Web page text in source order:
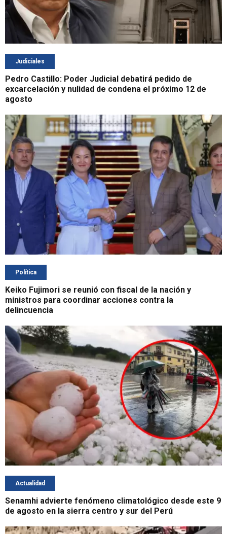
Judiciales
Pedro Castillo: Poder Judicial debatirá pedido de
excarcelación y nulidad de condena el próximo 12 de
agosto
Política
Keiko Fujimori se reunió con fiscal de la nación y
ministros para coordinar acciones contra la
delincuencia
Actualidad
Senamhi advierte fenómeno climatológico desde este 9
de agosto en la sierra centro y sur del Perú